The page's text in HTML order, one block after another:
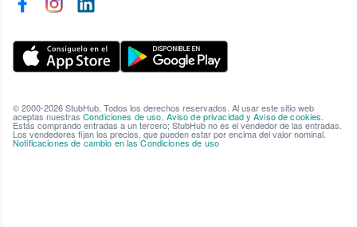
© 2000-2026 StubHub. Todos los derechos reservados. Al usar este sitio web
aceptas nuestras Condiciones de uso Aviso de privacidadyAviso de cookies
Estás comprando entradas a un tercero; StubHub no es el vendedor de las entradas.
Los vendedores fijan los precios, que pueden estar por encima del valor nominal.
Notificaciones de cambio en las Condiciones de uso